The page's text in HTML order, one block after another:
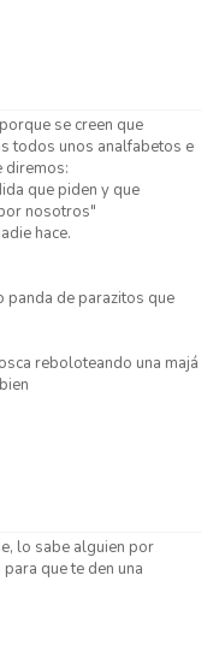
se creen que
todos unos analfabetos e
diremos:
que piden y que
nosotros"
hace.
panda de parazitos que
reboloteando una majá
lo sabe alguien por
que te den una